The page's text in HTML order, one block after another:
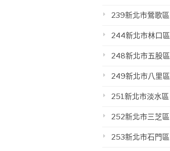
239新北市鶯歌區
244新北市林口區
248新北市五股區
249新北市八里區
251新北市淡水區
252新北市三芝區
253新北市石門區